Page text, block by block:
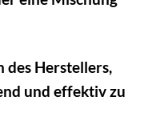
des Herstellers,
und effektiv zu